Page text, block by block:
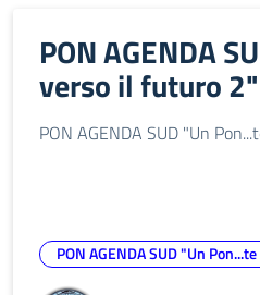
PON AGENDA
verso il futuro 2"
PON AGENDA SUD "Un
PON AGENDA SUD "Un